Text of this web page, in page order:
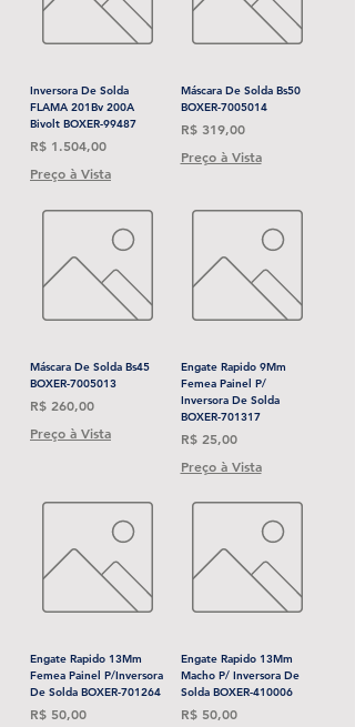
Inversora De Solda
FLAMA 201Bv 200A
Bivolt BOXER-99487
Preço
R$ 1.504,00
Preço à Vista
Máscara De Solda Bs50
BOXER-7005014
Preço
R$ 319,00
Preço à Vista
Máscara De Solda Bs45
BOXER-7005013
Preço
R$ 260,00
Preço à Vista
Engate Rapido 9Mm
Femea Painel P/
Inversora De Solda
BOXER-701317
Preço
R$ 25,00
Preço à Vista
Engate Rapido 13Mm
Femea Painel P/Inversora
De Solda BOXER-701264
Preço
R$ 50,00
Engate Rapido 13Mm
Macho P/ Inversora De
Solda BOXER-410006
Preço
R$ 50,00